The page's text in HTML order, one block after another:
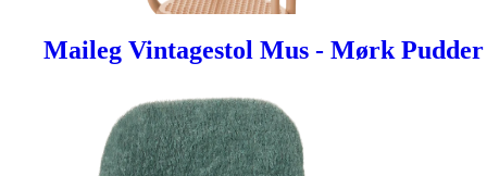
Maileg Vintagestol Mus - Mørk Pudder